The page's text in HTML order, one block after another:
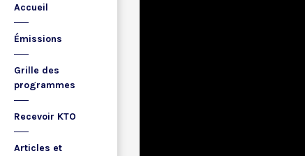
Accueil
Émissions
Grille des
programmes
Recevoir KTO
Articles et